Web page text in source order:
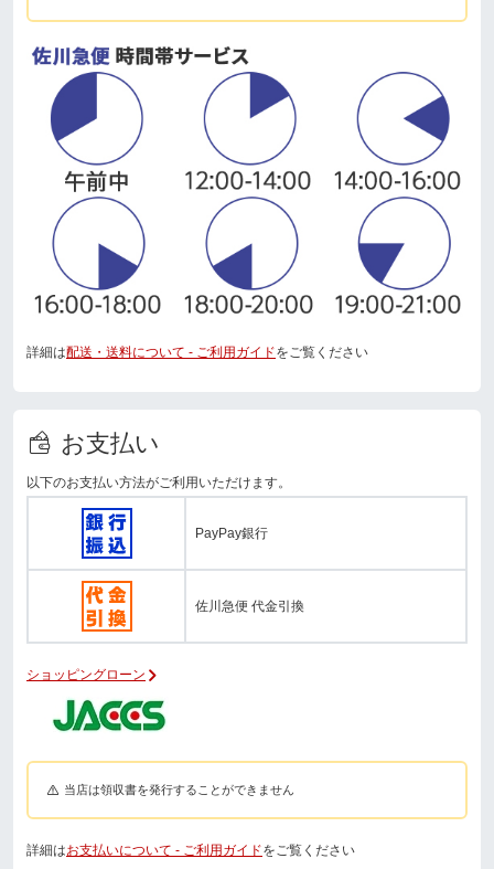
詳細は配送・送料について - ご利用ガイドをご覧ください
お支払い
以下のお支払い方法がご利用いただけます。
PayPay銀行
佐川急便 代金引換
ショッピングローン
当店は領収書を発行することができません
詳細はお支払いについて - ご利用ガイドをご覧ください